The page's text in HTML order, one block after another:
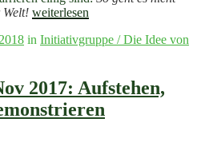
Welt! „Stadtwandelnews
Verbünden,
weiterlesen
in Initiativgruppe / Die Idee von
2017: Aufstehen,